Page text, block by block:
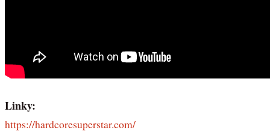
Linky:
https://hardcoresuperstar.com/